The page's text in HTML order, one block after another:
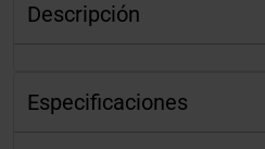
Descripción
Especificaciones